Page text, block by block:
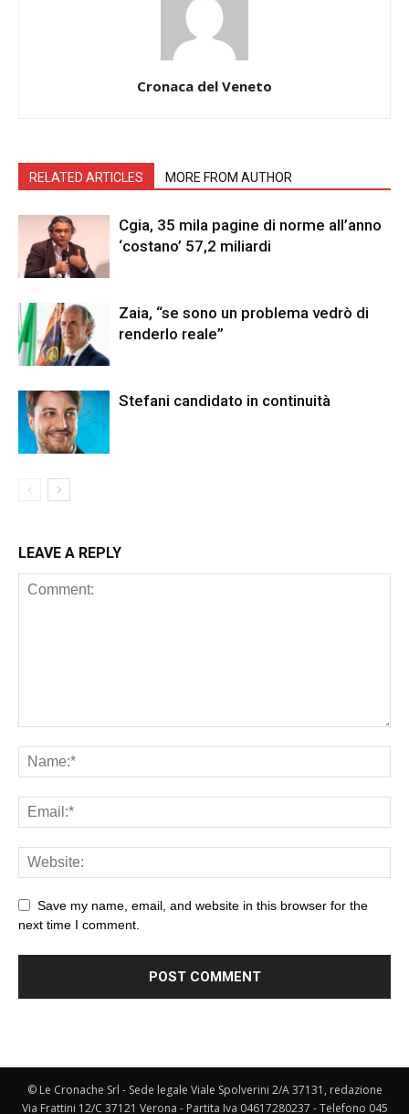
Cronaca del Veneto
RELATED ARTICLES MORE FROM AUTHOR
Cgia, 35 mila pagine di norme all’anno
‘costano’ 57,2 miliardi
Zaia, “se sono un problema vedrò di
renderlo reale”
Stefani candidato in continuità
LEAVE A REPLY
Save my name, email, and website in this browser for the
next time I comment.
© Le Cronache Srl - Sede legale Viale Spolverini 2/A 37131, redazione
Via Frattini 12/C 37121 Verona - Partita Iva 04617280237 - Telefono 045